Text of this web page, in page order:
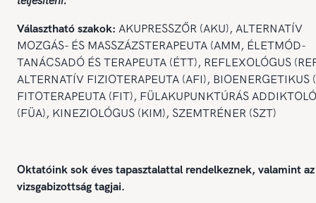
Választható szakok: AKUPRESSZŐR (AKU), ALTERNATÍV
MOZGÁS- ÉS MASSZÁZSTERAPEUTA (AMM, ÉLETMÓD-
TANÁCSADÓ ÉS TERAPEUTA (ÉTT), REFLEXOLÓGUS
ALTERNATÍV FIZIOTERAPEUTA (AFI), BIOENERGETIKUS
FITOTERAPEUTA (FIT), FÜLAKUPUNKTÚRÁS
(FÜA), KINEZIOLÓGUS (KIM), SZEMTRÉNER (SZT)
Oktatóink sok éves tapasztalattal rendelkeznek, valamint
vizsgabizottság tagjai.